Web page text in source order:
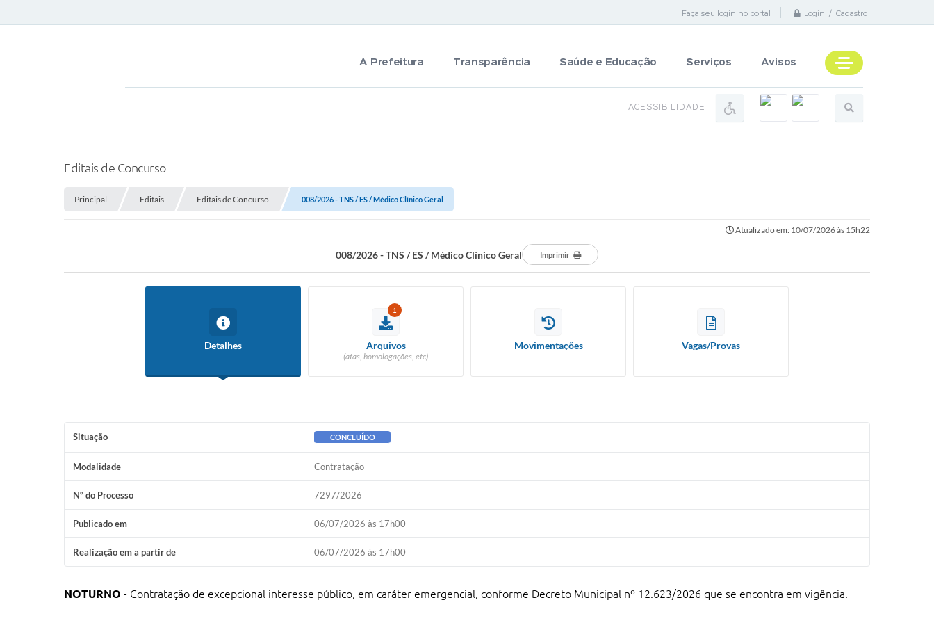
Faça seu login no portal Login / Cadastro
A Prefeitura Transparência Saúde e Educação Serviços Avisos
ACESSIBILIDADE
Editais de Concurso
Principal Editais Editais de Concurso 008/2026 - TNS / ES / Médico Clínico Geral
Atualizado em: 10/07/2026 às 15h22
008/2026 - TNS / ES / Médico Clínico Geral Imprimir
Detalhes
1
Arquivos
(atas, homologações, etc)
Movimentações Vagas/Provas
Situação CONCLUÍDO
Modalidade Contratação
Nº do Processo 7297/2026
Publicado em 06/07/2026 às 17h00
Realização em a partir de 06/07/2026 às 17h00
NOTURNO - Contratação de excepcional interesse público, em caráter emergencial, conforme Decreto Municipal nº 12.623/2026 que se encontra em vigência.